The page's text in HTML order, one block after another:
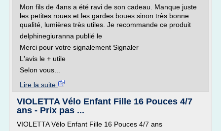
Mon fils de 4ans a été ravi de son cadeau. Manque juste
les petites roues et les gardes boues sinon très bonne
qualité, lumières très utiles. Je recommande ce produit
delphinegiuranna publié le
Merci pour votre signalement Signaler
L'avis le + utile
Selon vous...
Lire la suite
VIOLETTA Vélo Enfant Fille 16 Pouces 4/7
ans - Prix pas ...
VIOLETTA Vélo Enfant Fille 16 Pouces 4/7 ans